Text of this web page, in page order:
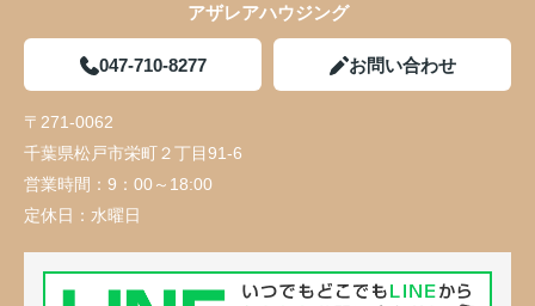
アザレアハウジング
047-710-8277 お問い合わせ
〒271-0062
千葉県松戸市栄町２丁目91-6
営業時間： 9：00～18:00
定休日： 水曜日